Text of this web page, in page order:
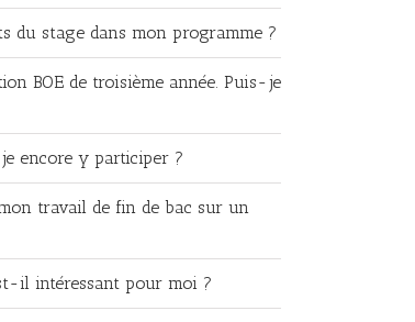
du stage dans mon programme ?
BOE de troisième année. Puis-je
encore y participer ?
travail de fin de bac sur un
il intéressant pour moi ?